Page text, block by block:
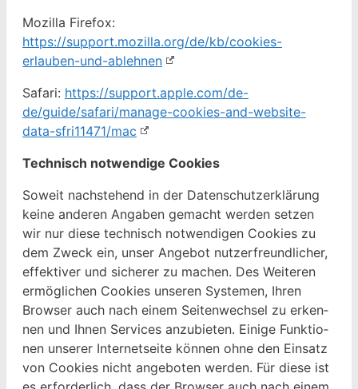
Mozil­la Fire­fox:
https://support.mozilla.org/de/kb/cookies-
erlauben-und-ablehnen
Safari: https://support.apple.com/de-
de/guide/safari/manage-cookies-and-website-
data-sfri11471/mac
Tech­nisch notwendi­ge Cookies
Soweit nach­ste­hend in der Daten­schutzerk­lärung
keine anderen Angaben gemacht wer­den set­zen
wir nur diese tech­nisch notwendi­gen Cook­ies zu
dem Zweck ein, unser Ange­bot nutzer­fre­undlich­er,
effek­tiv­er und sicher­er zu machen. Des Weit­eren
ermöglichen Cook­ies unseren Sys­te­men, Ihren
Brows­er auch nach einem Seit­en­wech­sel zu erken­
nen und Ihnen Ser­vices anzu­bi­eten. Einige Funk­tio­
nen unser­er Inter­net­seite kön­nen ohne den Ein­satz
von Cook­ies nicht ange­boten wer­den. Für diese ist